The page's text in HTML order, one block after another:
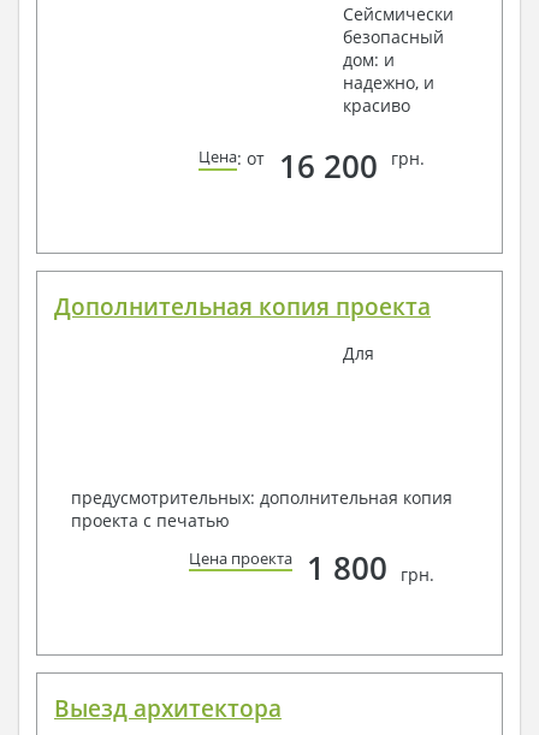
Сейсмически
безопасный
дом: и
надежно, и
красиво
Цена: от 16 200 грн.
Дополнительная копия проекта
Для
предусмотрительных: дополнительная копия
проекта с печатью
Цена проекта 1 800 грн.
Выезд архитектора